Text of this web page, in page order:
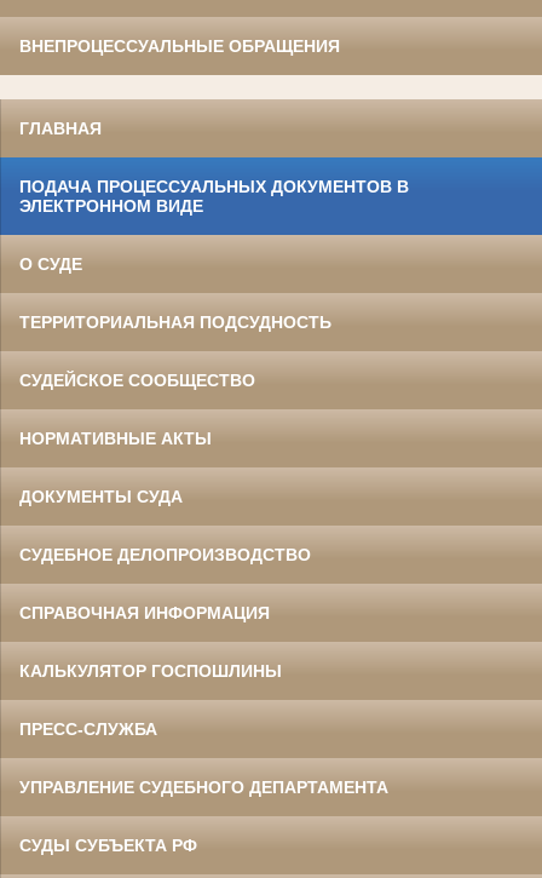
ВНЕПРОЦЕССУАЛЬНЫЕ ОБРАЩЕНИЯ
ГЛАВНАЯ
ПОДАЧА ПРОЦЕССУАЛЬНЫХ ДОКУМЕНТОВ В
ЭЛЕКТРОННОМ ВИДЕ
О СУДЕ
ТЕРРИТОРИАЛЬНАЯ ПОДСУДНОСТЬ
СУДЕЙСКОЕ СООБЩЕСТВО
НОРМАТИВНЫЕ АКТЫ
ДОКУМЕНТЫ СУДА
СУДЕБНОЕ ДЕЛОПРОИЗВОДСТВО
СПРАВОЧНАЯ ИНФОРМАЦИЯ
КАЛЬКУЛЯТОР ГОСПОШЛИНЫ
ПРЕСС-СЛУЖБА
УПРАВЛЕНИЕ СУДЕБНОГО ДЕПАРТАМЕНТА
СУДЫ СУБЪЕКТА РФ